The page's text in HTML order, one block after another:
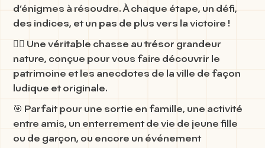
d’énigmes à résoudre. À chaque étape, un défi,
des indices, et un pas de plus vers la victoire !
🚶‍♀️ Une véritable chasse au trésor grandeur
nature, conçue pour vous faire découvrir le
patrimoine et les anecdotes de la ville de façon
ludique et originale.
🎯 Parfait pour une sortie en famille, une activité
entre amis, un enterrement de vie de jeune fille
ou de garçon, ou encore un événement